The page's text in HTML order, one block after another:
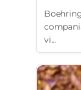
vi...